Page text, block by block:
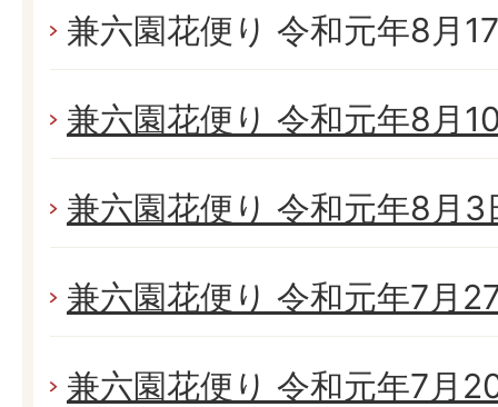
兼六園花便り 令和元年8月
兼六園花便り 令和元年8月
兼六園花便り 令和元年8月3
兼六園花便り 令和元年7月
兼六園花便り 令和元年7月